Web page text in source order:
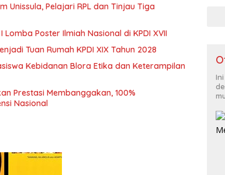
Unissula, Pelajari RPL dan Tinjau Tiga
Poster Ilmiah Nasional di KPDI XVII
Tuan Rumah KPDI XIX Tahun 2028
Kebidanan Blora Etika dan Keterampilan
Prestasi Membanggakan, 100%
Nasional